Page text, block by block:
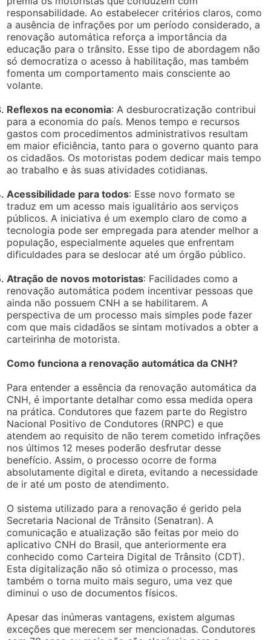
responsabilidade. Ao estabelecer critérios claros, como
a ausência de infrações por um período considerado, a
renovação automática reforça a importância da
educação para o trânsito. Esse tipo de abordagem não
só democratiza o acesso à habilitação, mas também
fomenta um comportamento mais consciente ao
volante.
Reflexos na economia: A desburocratização contribui
para a economia do país. Menos tempo e recursos
gastos com procedimentos administrativos resultam
em maior eficiência, tanto para o governo quanto para
os cidadãos. Os motoristas podem dedicar mais tempo
ao trabalho e às suas atividades cotidianas.
Acessibilidade para todos: Esse novo formato se
traduz em um acesso mais igualitário aos serviços
públicos. A iniciativa é um exemplo claro de como a
tecnologia pode ser empregada para atender melhor a
população, especialmente aqueles que enfrentam
dificuldades para se deslocar até um órgão público.
Atração de novos motoristas: Facilidades como a
renovação automática podem incentivar pessoas que
ainda não possuem CNH a se habilitarem. A
perspectiva de um processo mais simples pode fazer
com que mais cidadãos se sintam motivados a obter a
carteirinha de motorista.
Como funciona a renovação automática da CNH?
Para entender a essência da renovação automática da
CNH, é importante detalhar como essa medida opera
na prática. Condutores que fazem parte do Registro
Nacional Positivo de Condutores (RNPC) e que
atendem ao requisito de não terem cometido infrações
nos últimos 12 meses poderão desfrutar desse
benefício. Assim, o processo ocorre de forma
absolutamente digital e direta, evitando a necessidade
de ir até um posto de atendimento.
O sistema utilizado para a renovação é gerido pela
Secretaria Nacional de Trânsito (Senatran). A
comunicação e atualização são feitas por meio do
aplicativo CNH do Brasil, que anteriormente era
conhecido como Carteira Digital de Trânsito (CDT).
Esta digitalização não só otimiza o processo, mas
também o torna muito mais seguro, uma vez que
diminui o uso de documentos físicos.
Apesar das inúmeras vantagens, existem algumas
exceções que merecem ser mencionadas. Condutores